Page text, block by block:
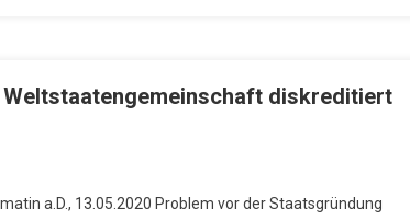
diskreditiert
a.D., 13.05.2020 Problem vor der Staatsgründung